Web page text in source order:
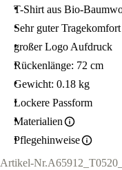
T-Shirt aus Bio-
Sehr guter Tragekomfort
großer Logo Aufdruck
Rückenlänge: 72 cm
Gewicht: 0.18 kg
Lockere Passform
Materialien
Pflegehinweise
Artikel-Nr.